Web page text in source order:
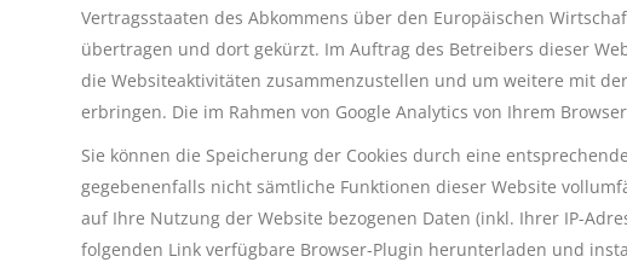
Vertragsstaaten des Abkommens über den Europäischen
übertragen und dort gekürzt. Im Auftrag des Betreibers dieser
die Websiteaktivitäten zusammenzustellen und um weitere mit
erbringen. Die im Rahmen von Google Analytics von Ihrem
Sie können die Speicherung der Cookies durch eine
gegebenenfalls nicht sämtliche Funktionen dieser Website
auf Ihre Nutzung der Website bezogenen Daten (inkl. Ihrer IP-
folgenden Link verfügbare Browser-Plugin herunterladen und